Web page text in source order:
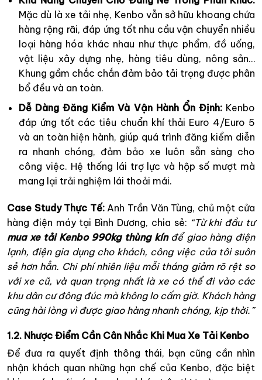
Mặc dù là xe tải nhẹ, Kenbo vẫn sở hữu khoang chứa
hàng rộng rãi, đáp ứng tốt nhu cầu vận chuyển nhiều
loại hàng hóa khác nhau như thực phẩm, đồ uống,
vật liệu xây dựng nhẹ, hàng tiêu dùng, nông sản…
Khung gầm chắc chắn đảm bảo tải trọng được phân
bổ đều và an toàn.
Dễ Dàng Đăng Kiểm Và Vận Hành Ổn Định:Kenbo
đáp ứng tốt các tiêu chuẩn khí thải Euro 4/Euro 5
và an toàn hiện hành, giúp quá trình đăng kiểm diễn
ra nhanh chóng, đảm bảo xe luôn sẵn sàng cho
công việc. Hệ thống lái trợ lực và hộp số mượt mà
mang lại trải nghiệm lái thoải mái.
Case Study Thực Tế:Anh Trần Văn Tùng, chủ một cửa
hàng điện máy tại Bình Dương, chia sẻ: “Từ khi đầu tư
mua xe tải Kenbo 990kg thùng kínđể giao hàng điện
lạnh, điện gia dụng cho khách, công việc của tôi suôn
sẻ hơn hẳn. Chi phí nhiên liệu mỗi tháng giảm rõ rệt so
với xe cũ, và quan trọng nhất là xe có thể đi vào các
khu dân cư đông đúc mà không lo cấm giờ. Khách hàng
cũng hài lòng vì được giao hàng nhanh chóng, kịp thời.”
1.2. Nhược Điểm Cần Cân Nhắc Khi Mua Xe Tải Kenbo
Để đưa ra quyết định thông thái, bạn cũng cần nhìn
nhận khách quan những hạn chế của Kenbo, đặc biệt